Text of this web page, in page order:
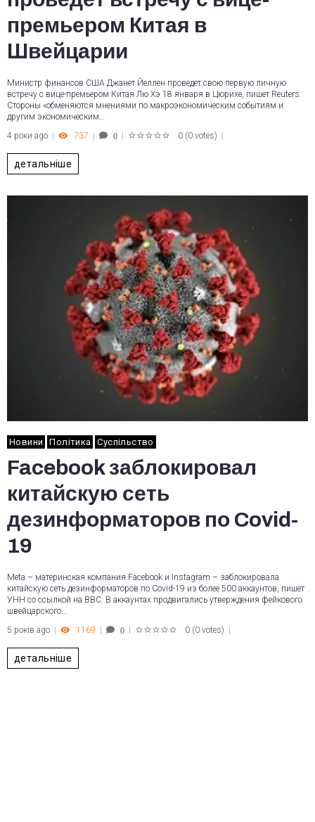
премьером Китая в
Швейцарии
Министр финансов США Джанет Йеллен проведет свою первую личную
встречу с вице-премьером Китая Лю Хэ 18 января в Цюрихе, пишет Reuters.
Стороны «обменяются мнениями по макроэкономическим событиям и
другим экономическим…
4 роки ago
737 0 0 (0 votes)
детальніше
Новини Політика Суспільство
Facebook заблокировал
китайскую сеть
дезинформаторов по Covid-
19
Meta – материнская компания Facebook и Instagram – заблокировала
китайскую сеть дезинформаторов по Covid-19 из более 500 аккаунтов, пишет
УНН со ссылкой на BBC. В аккаунтах продвигались утверждения фейкового
швейцарского…
5 років ago
1169 0 0 (0 votes)
детальніше